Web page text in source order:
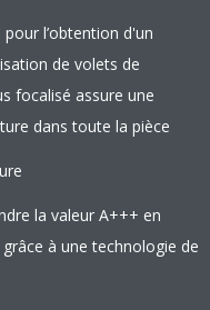
pour l’obtention d'un
de volets de
focalisé assure une
dans toute la pièce
la valeur A+++ en
à une technologie de